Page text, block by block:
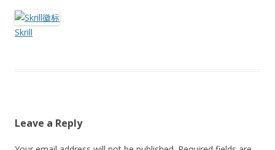
Skrill
Leave a Reply